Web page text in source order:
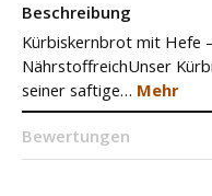
Beschreibung
Kürbiskernbrot mit Hefe
NährstoffreichUnser
seiner saftige… Mehr
Bewertungen